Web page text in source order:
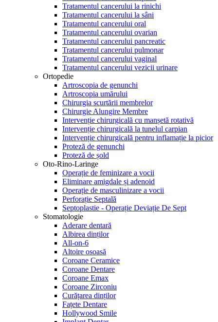
Tratamentul cancerului la rinichi
Tratamentul cancerului la sâni
Tratamentul cancerului oral
Tratamentul cancerului ovarian
Tratamentul cancerului pancreatic
Tratamentul cancerului pulmonar
Tratamentul cancerului vaginal
Tratamentul cancerului vezicii urinare
Ortopedie
Artroscopia de genunchi
Artroscopia umărului
Chirurgia scurtării membrelor
Chirurgie Alungire Membre
Intervenție chirurgicală cu manșetă rotativă
Intervenție chirurgicală la tunelul carpian
Intervenție chirurgicală pentru inflamație la picior
Proteză de genunchi
Proteză de șold
Oto-Rino-Laringe
Operație de feminizare a vocii
Eliminare amigdale și adenoid
Operație de masculinizare a vocii
Perforație Septală
Septoplastie - Operație Deviație De Sept
Stomatologie
Aderare dentară
Albirea dinților
All-on-6
Altoire osoasă
Coroane Ceramice
Coroane Dentare
Coroane Emax
Coroane Zirconiu
Curățarea dinților
Fațete Dentare
Hollywood Smile